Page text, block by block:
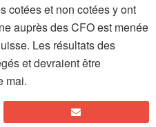
cotées et non cotées y ont
auprès des CFO est menée
Les résultats des
et devraient être
mai.